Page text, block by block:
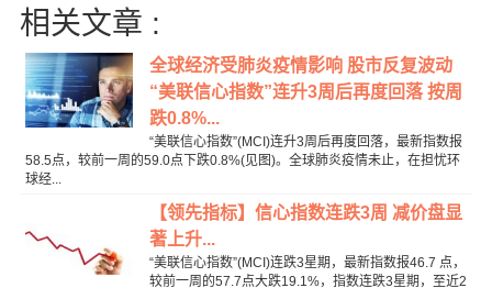
相关文章 :
全球经济受肺炎疫情影响 股市反复波动
“美联信心指数”连升3周后再度回落 按周
跌0.8%...
“美联信心指数”(MCI)连升3周后再度回落，最新指数报
58.5点，较前一周的59.0点下跌0.8%(见图)。全球肺炎疫情未止，在担忧环
球经...
【领先指标】信心指数连跌3周 减价盘显
著上升...
“美联信心指数”(MCI)连跌3星期，最新指数报46.7 点，
较前一周的57.7点大跌19.1%，指数连跌3星期，至近2